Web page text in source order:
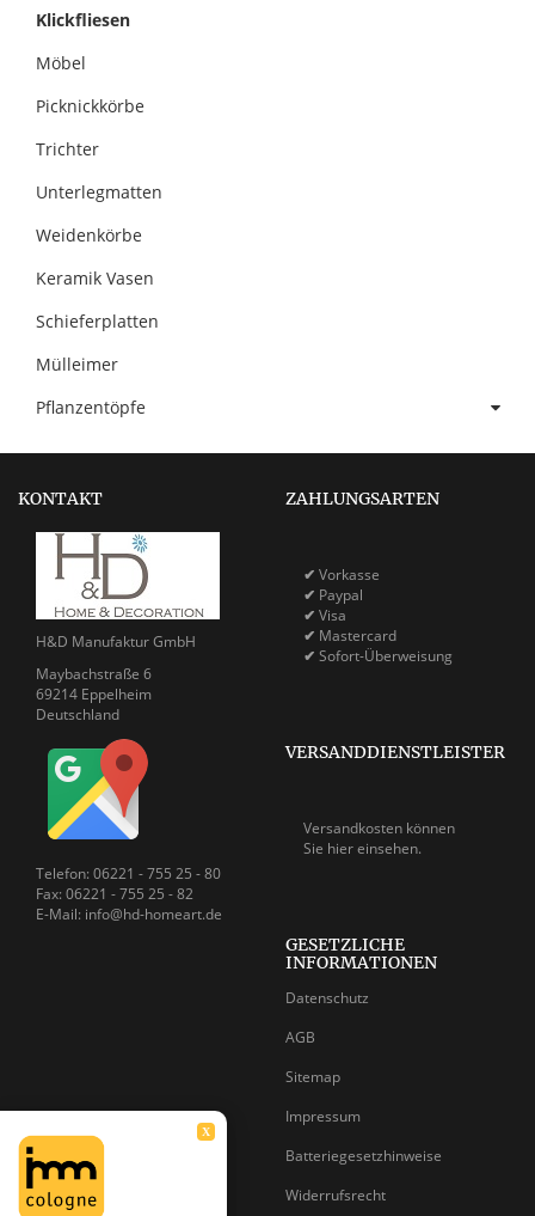
X
Klickfliesen
Möbel
Picknickkörbe
Trichter
Unterlegmatten
Weidenkörbe
Keramik Vasen
Schieferplatten
Mülleimer
Pflanzentöpfe
KONTAKT
H&D Manufaktur GmbH
Maybachstraße 6
69214 Eppelheim
Deutschland
Telefon: 06221 - 755 25 - 80
Fax: 06221 - 755 25 - 82
E-Mail: info@hd-homeart.de
ZAHLUNGSARTEN
✔ Vorkasse
✔ Paypal
✔ Visa
✔ Mastercard
✔ Sofort-Überweisung
VERSANDDIENSTLEISTER
Versandkosten können
Sie hier einsehen.
GESETZLICHE
INFORMATIONEN
Datenschutz
AGB
Sitemap
Impressum
Batteriegesetzhinweise
Widerrufsrecht